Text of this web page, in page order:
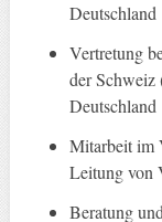
Deutschland
Vertretung
der
Deutschland
Mitarbeit im
Leitung von
Beratung